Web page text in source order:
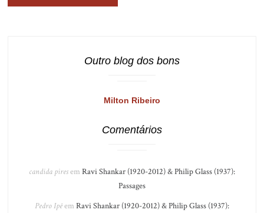
Outro blog dos bons
Milton Ribeiro
Comentários
candida piresem Ravi Shankar (1920-2012) & Philip Glass (1937):
Passages
Pedro Ipêem Ravi Shankar (1920-2012) & Philip Glass (1937):